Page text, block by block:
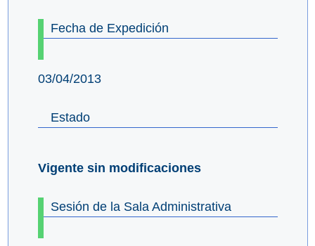
Fecha de Expedición
03/04/2013
Estado
Vigente sin modificaciones
Sesión de la Sala Administrativa